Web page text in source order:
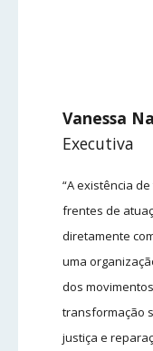
Vanessa
Executiva
“A existência
frentes de
diretamente
uma
dos
transformação
justiça e